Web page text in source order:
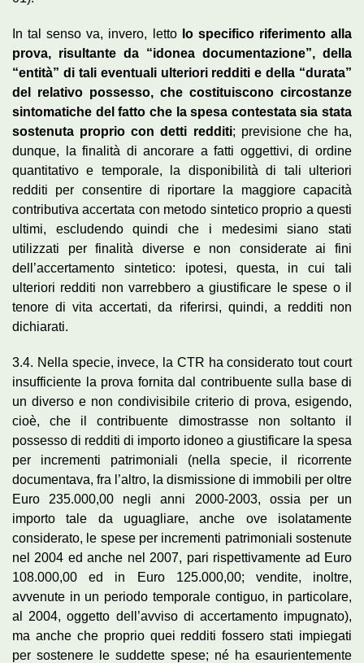
In tal senso va, invero, letto lo specifico riferimento alla
prova, risultante da “idonea documentazione”, della
“entità” di tali eventuali ulteriori redditi e della “durata”
del relativo possesso, che costituiscono circostanze
sintomatiche del fatto che la spesa contestata sia stata
sostenuta proprio con detti redditi; previsione che ha,
dunque, la finalità di ancorare a fatti oggettivi, di ordine
quantitativo e temporale, la disponibilità di tali ulteriori
redditi per consentire di riportare la maggiore capacità
contributiva accertata con metodo sintetico proprio a questi
ultimi, escludendo quindi che i medesimi siano stati
utilizzati per finalità diverse e non considerate ai fini
dell’accertamento sintetico: ipotesi, questa, in cui tali
ulteriori redditi non varrebbero a giustificare le spese o il
tenore di vita accertati, da riferirsi, quindi, a redditi non
dichiarati.
3.4. Nella specie, invece, la CTR ha considerato tout court
insufficiente la prova fornita dal contribuente sulla base di
un diverso e non condivisibile criterio di prova, esigendo,
cioè, che il contribuente dimostrasse non soltanto il
possesso di redditi di importo idoneo a giustificare la spesa
per incrementi patrimoniali (nella specie, il ricorrente
documentava, fra l’altro, la dismissione di immobili per oltre
Euro 235.000,00 negli anni 2000-2003, ossia per un
importo tale da uguagliare, anche ove isolatamente
considerato, le spese per incrementi patrimoniali sostenute
nel 2004 ed anche nel 2007, pari rispettivamente ad Euro
108.000,00 ed in Euro 125.000,00; vendite, inoltre,
avvenute in un periodo temporale contiguo, in particolare,
al 2004, oggetto dell’avviso di accertamento impugnato),
ma anche che proprio quei redditi fossero stati impiegati
per sostenere le suddette spese; né ha esaurientemente